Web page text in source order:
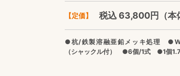
【定価】 税込 63,800円（
●杭/鉄製溶融亜鉛メッキ処理
（シャックル付） ●6個/1式 ●1個